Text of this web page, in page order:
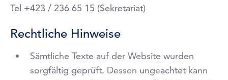
Tel +423 / 236 65 15 (Sekretariat)
Rechtliche Hinweise
Sämtliche Texte auf der Website wurden
sorgfältig geprüft. Dessen ungeachtet kann